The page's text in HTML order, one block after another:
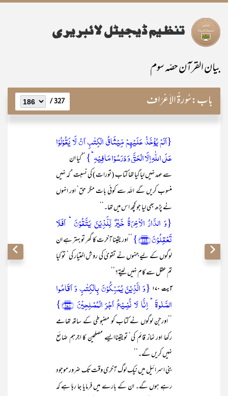
بیان القرآن حصّہ سوم
باب:سُورۃُ الاَعْرَاف 327 /
{اَلَمۡ یُؤۡخَذۡ عَلَیۡہِمۡ مِّیۡثَاقُ الۡکِتٰبِ اَنۡ لَّا یَقُوۡلُوۡا
عَلَی اللّٰہِ اِلَّا الۡحَقَّ وَ دَرَسُوۡا مَا فِیۡہِ ؕ} ’’کیا ان
سے عہد نہیں لیا گیا تھا کتاب (تورات ) کی نسبت ‘ کہ نہیں
منسوب کریں گے اللہ سے کوئی بات مگر حق‘ اور انہوں
نے پڑھ بھی لیا جو کچھ اس میں تھا۔‘‘
{وَ الدَّارُ الۡاٰخِرَۃُ خَیۡرٌ لِّلَّذِیۡنَ یَتَّقُوۡنَ ؕ اَفَلَا
تَعۡقِلُوۡنَ ﴿۱۶۹﴾}
’’اور یقینا آخرت کا گھر تو بہتر ہے ان
لوگوں کے لیے جنہوں نے تقویٰ کی روش اختیار کی‘ تو کیا
تم عقل سے کام نہیں لیتے؟‘‘
آیت ۱۷۰
{وَ الَّذِیۡنَ یُمَسِّکُوۡنَ بِالۡکِتٰبِ وَ اَقَامُوا
الصَّلٰوۃَ ؕ اِنَّا لَا نُضِیۡعُ اَجۡرَ الۡمُصۡلِحِیۡنَ ﴿۱۷۰﴾}
’’اورجن لوگوں نے کتاب کو مضبوطی کے ساتھ تھامے
رکھا اور نماز قائم کی‘ تویقیناایسے مصلحین کا اجرہم ضائع
نہیں کریں گے۔‘‘
بنی اسرائیل میں نیک لوگ آخری وقت تک ضرور موجود
رہے ہوں گے۔ ان کے بارے میں فرمایا جا رہا ہے کہ